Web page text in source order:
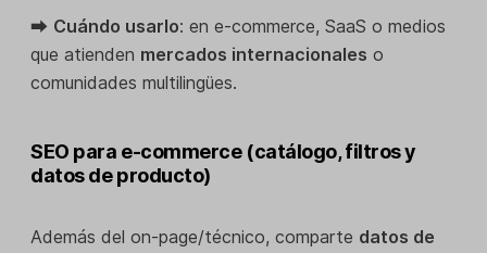
⮕ Cuándo usarlo: en e-commerce, SaaS o medios
que atienden mercados internacionales o
comunidades multilingües.
SEO para e-commerce (catálogo, filtros y
datos de producto)
Además del on-page/técnico, comparte datos de